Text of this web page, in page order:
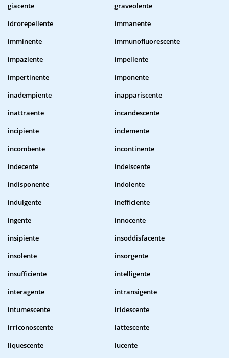
giacente
graveolente
idrorepellente
immanente
imminente
immunofluorescente
impaziente
impellente
impertinente
imponente
inadempiente
inappariscente
inattraente
incandescente
incipiente
inclemente
incombente
incontinente
indecente
indeiscente
indisponente
indolente
indulgente
inefficiente
ingente
innocente
insipiente
insoddisfacente
insolente
insorgente
insufficiente
intelligente
interagente
intransigente
intumescente
iridescente
irriconoscente
lattescente
liquescente
lucente